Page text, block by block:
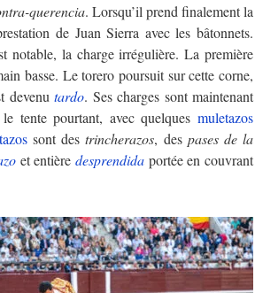
querencia. Lorsqu’il prend finalement la
de Juan Sierra avec les bâtonnets.
notable, la charge irrégulière. La première
basse. Le torero poursuit sur cette corne,
devenu tardo. Ses charges sont maintenant
tente pourtant, avec quelquesmuletazos
sont destrincherazos, des pases de la
et entièredesprendida portée en couvrant